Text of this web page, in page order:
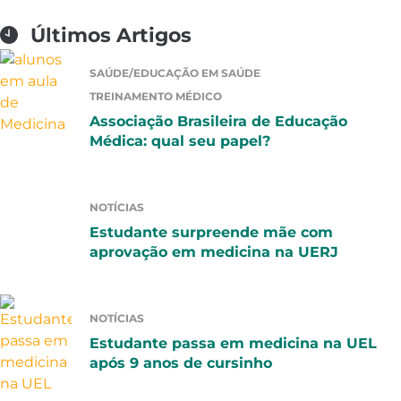
Últimos Artigos
SAÚDE/EDUCAÇÃO EM SAÚDE
TREINAMENTO MÉDICO
Associação Brasileira de Educação
Médica: qual seu papel?
NOTÍCIAS
Estudante surpreende mãe com
aprovação em medicina na UERJ
NOTÍCIAS
Estudante passa em medicina na UEL
após 9 anos de cursinho